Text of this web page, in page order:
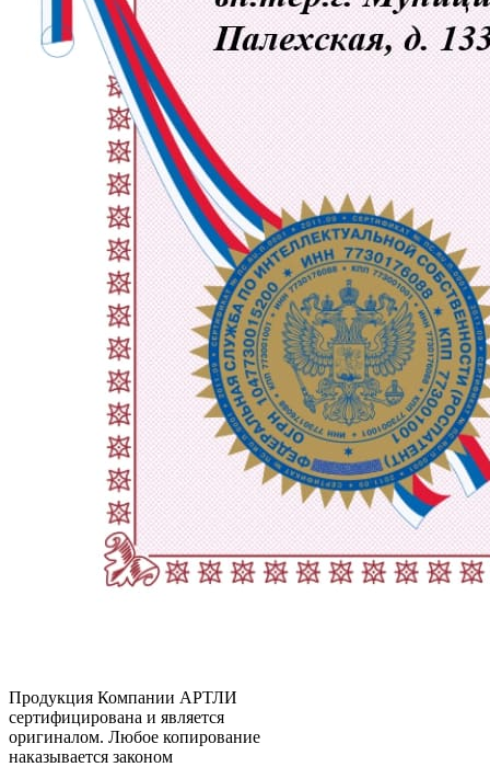
Продукция Компании АРТЛИ
сертифицирована и является
оригиналом. Любое копирование
наказывается законом